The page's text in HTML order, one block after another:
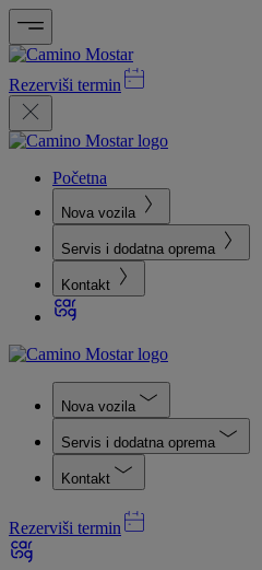
Rezerviši termin
Početna
Nova vozila
Servis i dodatna oprema
Kontakt
Nova vozila
Servis i dodatna oprema
Kontakt
Rezerviši termin